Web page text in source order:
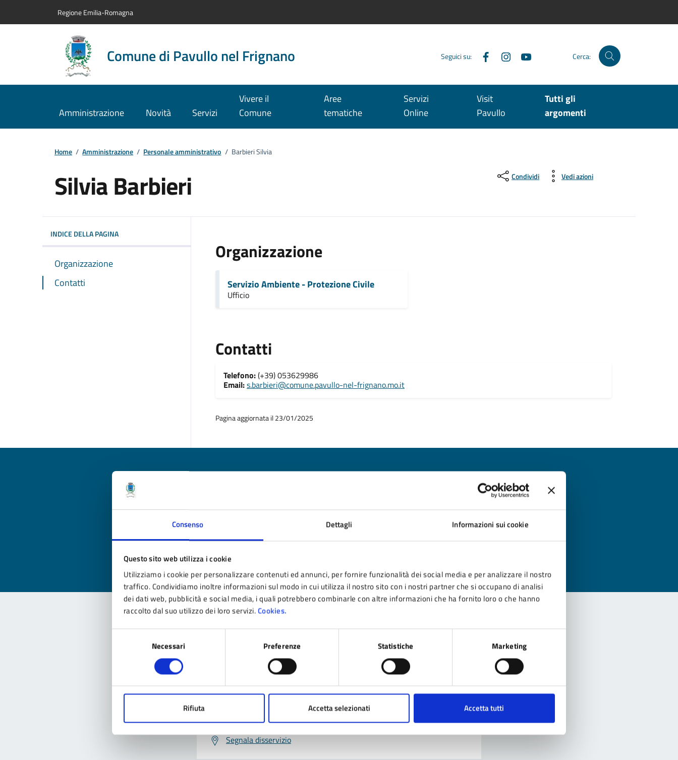
Consenso Dettagli Informazioni sui cookie
Questo sito web utilizza i cookie
Utilizziamo i cookie per personalizzare contenuti ed annunci, per fornire funzionalità dei social media e per analizzare il nostro
traffico. Condividiamo inoltre informazioni sul modo in cui utilizza il nostro sito con i nostri partner che si occupano di analisi
dei dati web, pubblicità e social media, i quali potrebbero combinarle con altre informazioni che ha fornito loro o che hanno
raccolto dal suo utilizzo dei loro servizi.Cookies.
Necessari Preferenze Statistiche Marketing
Rifiuta Accetta selezionati Accetta tutti
Regione Emilia-Romagna
Comune di Pavullo nel Frignano Seguici su: FacebookInstagram Cerca:
Amministrazione Novità Servizi
Vivere il
Comune
Aree
tematiche
Servizi
Online
Visit
Pavullo
Tutti gli
argomenti
Home / Amministrazione / Personale amministrativo / Barbieri Silvia
Silvia Barbieri Condividi Vedi azioni
INDICE DELLA PAGINA
Organizzazione
Contatti
Organizzazione
Servizio Ambiente - Protezione Civile
Ufficio
Contatti
Telefono:(+39) 053629986
Email:s.barbieri@comune.pavullo-nel-frignano.mo.it
Pagina aggiornata il 23/01/2025
Quanto sono chiare le informazioni su questa pagina?
Valuta 5 stelle su 5
Valuta 4 stelle su 5
Valuta 3 stelle su 5
Valuta 2 stelle su 5
Valuta 1 stelle su 5
Contatta il comune
Richiedi assistenza
Prenota appuntamento
Problemi in città
Segnala disservizio